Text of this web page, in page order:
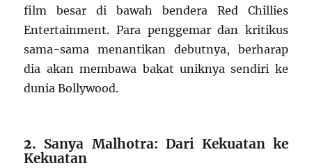
film besar di bawah bendera Red Chillies
Entertainment. Para penggemar dan kritikus
sama-sama menantikan debutnya, berharap
dia akan membawa bakat uniknya sendiri ke
dunia Bollywood.
2. Sanya Malhotra: Dari Kekuatan ke
Kekuatan